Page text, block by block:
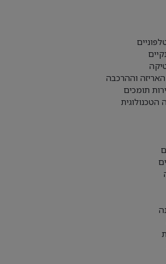
האריזה וההרכבה
תומכים
הטכנולוגית